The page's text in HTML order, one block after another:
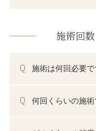
施術回
施術は何回必要で
何回くらいの施